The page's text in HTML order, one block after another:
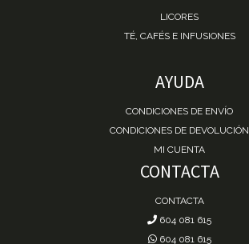
LICORES
TÉ, CAFÉS E INFUSIONES
AYUDA
CONDICIONES DE ENVÍO
CONDICIONES DE DEVOLUCIÓN
MI CUENTA
CONTACTA
CONTACTA
604 081 615
604 081 615